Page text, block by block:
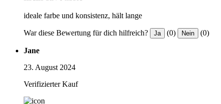
ideale farbe und konsistenz, hält lange
War diese Bewertung für dich hilfreich? Ja (0) Nein (0)
Jane
23. August 2024
Verifizierter Kauf